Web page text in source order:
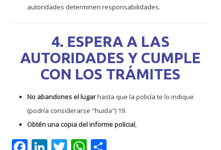
autoridades determinen responsabilidades.
4. ESPERA A LAS
AUTORIDADES Y CUMPLE
CON LOS TRÁMITES
No abandones el lugarhasta que la policía te lo indique
(podría considerarse "huida") 19.
Obtén una copia del informe policial,